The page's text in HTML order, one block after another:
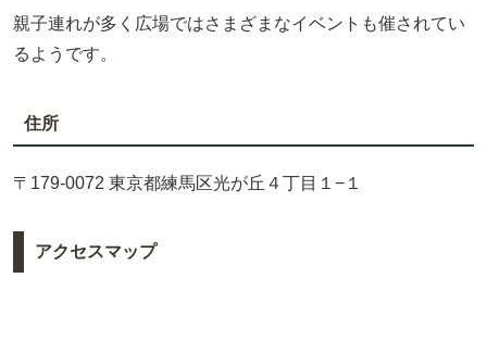
親子連れが多く広場ではさまざまなイベントも催されてい
るようです。
住所
〒179-0072 東京都練馬区光が丘４丁目１−１
アクセスマップ